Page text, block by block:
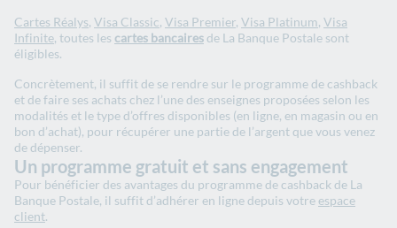
Cartes Réalys, Visa Classic, Visa Premier, Visa Platinum, Visa
Infinite, toutes les cartes bancairesde La Banque Postale sont
éligibles.
Concrètement, il suffit de se rendre sur le programme de cashback
et de faire ses achats chez l’une des enseignes proposées selon les
modalités et le type d’offres disponibles (en ligne, en magasin ou en
bon d’achat), pour récupérer une partie de l’argent que vous venez
de dépenser.
Un programme gratuit et sans engagement
Pour bénéficier des avantages du programme de cashback de La
Banque Postale, il suffit d’adhérer en ligne depuis votre espace
client.